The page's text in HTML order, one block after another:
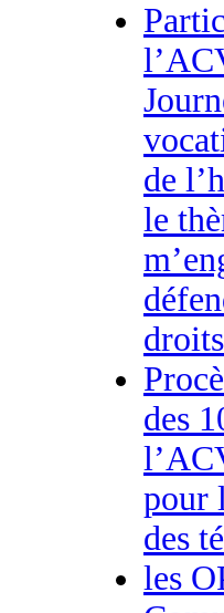
de
le
des
pour
des
les